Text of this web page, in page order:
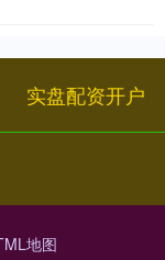
实盘配资开户
地图